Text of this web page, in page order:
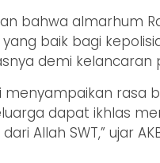
bahwa almarhum
baik bagi
demi kelancaran
menyampaikan rasa
dapat ikhlas
Allah SWT,” ujar